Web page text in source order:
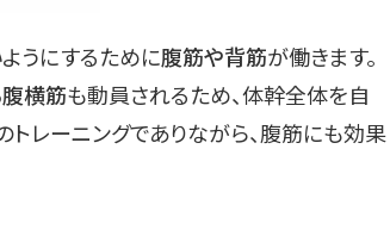
うにするために腹筋や背筋が働きます。
横筋も動員されるため、体幹全体を自
トレーニングでありながら、腹筋にも効果